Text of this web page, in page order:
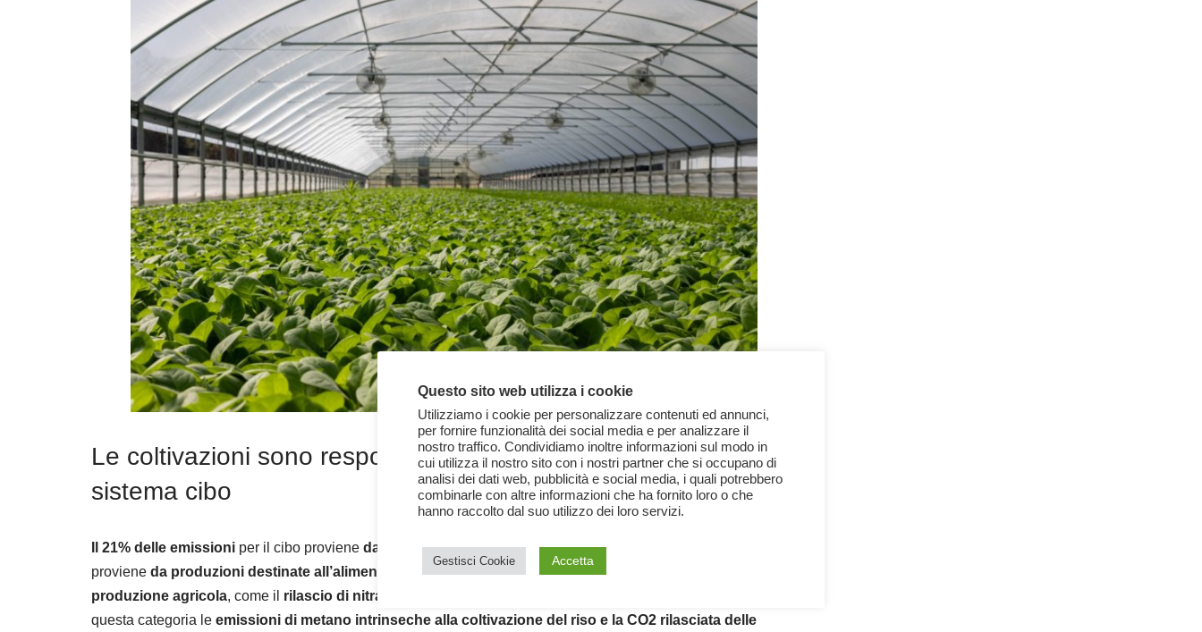
Le coltivazioni sono responsabili del 27% delle emissioni del
sistema cibo
Il 21% delle emissioni per il cibo proviene da coltivazioni destinate al consumo umano diretto
proviene da produzioni destinate all’alimentazione animale. Si tratta diemissioni dirette
produzione agricola, come il rilascio di nitrati di azoto
questa categoria le emissioni di metano intrinseche alla coltivazione del riso e la CO2 rilasciata delle
Questo sito web utilizza i cookie
Utilizziamo i cookie per personalizzare contenuti ed annunci,
per fornire funzionalità dei social media e per analizzare il
nostro traffico. Condividiamo inoltre informazioni sul modo in
cui utilizza il nostro sito con i nostri partner che si occupano di
analisi dei dati web, pubblicità e social media, i quali potrebbero
combinarle con altre informazioni che ha fornito loro o che
hanno raccolto dal suo utilizzo dei loro servizi.
Gestisci Cookie Accetta